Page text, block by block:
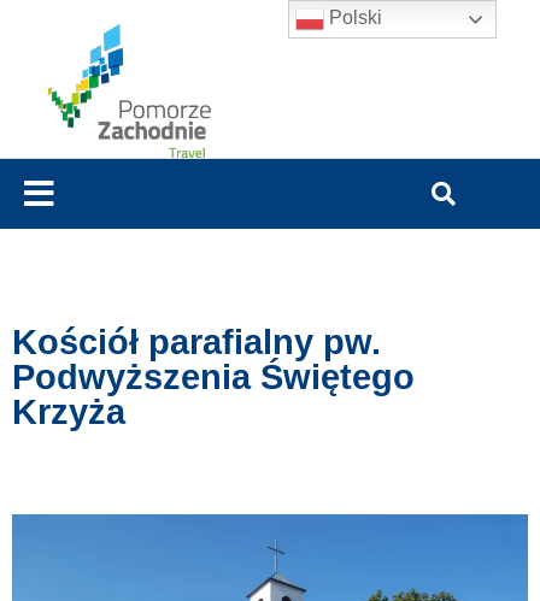
Kościół parafialny pw.
Podwyższenia Świętego
Krzyża
Polski